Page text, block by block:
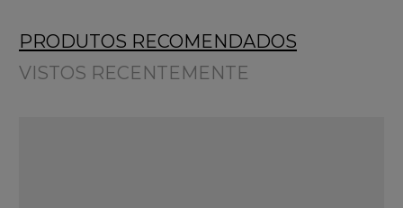
PRODUTOS RECOMENDADOS
VISTOS RECENTEMENTE